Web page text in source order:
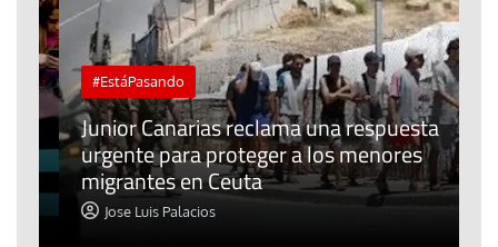
#EstáPasando
Junior Canarias reclama una respuesta
urgente para proteger a los menores
migrantes en Ceuta
Jose Luis Palacios